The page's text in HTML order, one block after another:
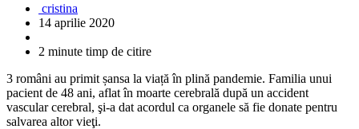
cristina
14 aprilie 2020
2 minute timp de citire
3 români au primit șansa la viață în plină pandemie. Familia unui
pacient de 48 ani, aflat în moarte cerebrală după un accident
vascular cerebral, şi-a dat acordul ca organele să fie donate pentru
salvarea altor vieţi.